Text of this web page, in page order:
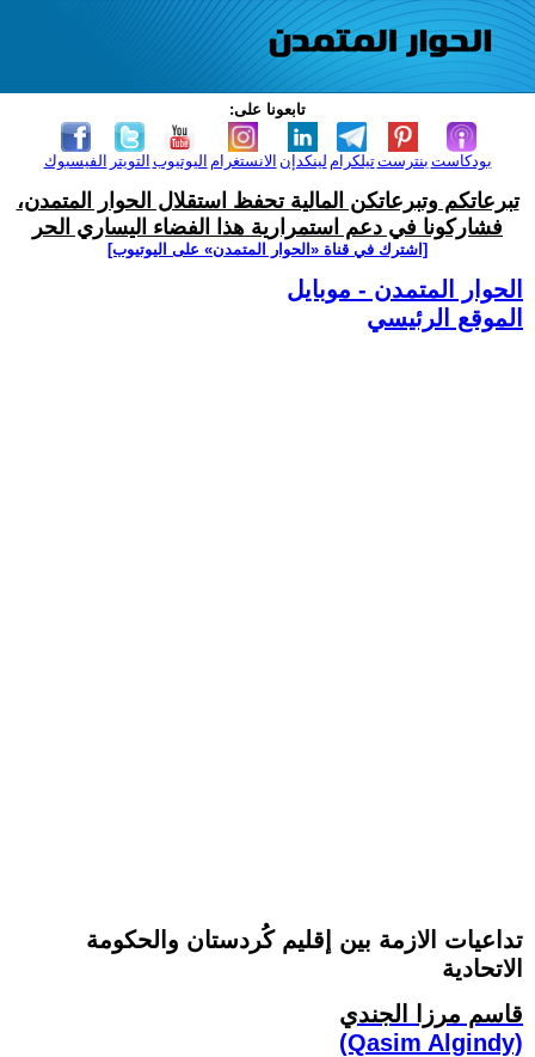
تابعونا على:
الفيسبوك التويتر اليوتيوب الانستغرام لينكدإن تيلكرامبنترست بودكاست
تبرعاتكم وتبرعاتكن المالية تحفظ استقلال الحوار المتمدن،
فشاركونا في دعم استمرارية هذا الفضاء اليساري الحر
[اشترك في قناة ‫«الحوار المتمدن» على اليوتيوب]
الحوار المتمدن - موبايل
الموقع الرئيسي
تداعيات الازمة بين إقليم كُردستان والحكومة
الاتحادية
قاسم مرزا الجندي
(Qasim Algindy)